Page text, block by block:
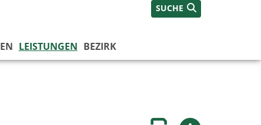
SUCHE
LEISTUNGEN BEZIRK